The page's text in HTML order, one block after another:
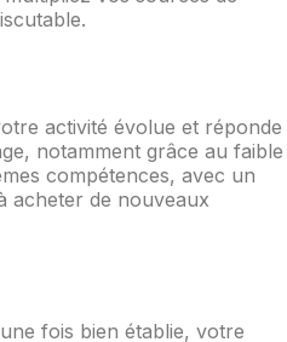
activité évolue et réponde
notamment grâce au faible
compétences, avec un
acheter de nouveaux
fois bien établie, votre